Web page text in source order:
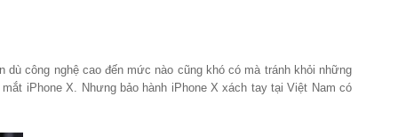
công nghệ cao đến mức nào cũng khó có mà tránh khỏi những
iPhone X. Nhưng bảo hành iPhone X xách tay tại Việt Nam có